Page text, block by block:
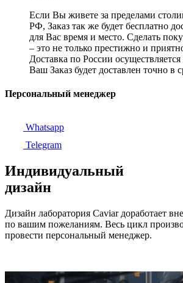
Если Вы живете за пределами
РФ, Заказ так же будет бесплатно
для Вас время и место. Сделать
– это не только престижно и
Доставка по России
Ваш Заказ будет доставлен точно в
Персональный менеджер
Whatsapp
Telegram
Индивидуальный
дизайн
Дизайн лаборатория Caviar доработает
по вашим пожеланиям. Весь цикл
провести персональный менеджер.